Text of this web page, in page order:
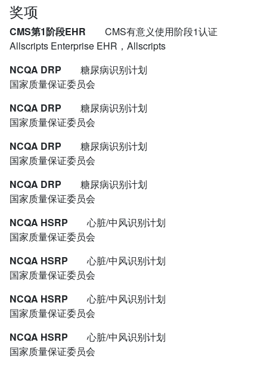
奖项
CMS第1阶段EHR
CMS有意义使用阶段1认证
Allscripts Enterprise EHR，Allscripts
NCQA DRP
糖尿病识别计划
国家质量保证委员会
NCQA DRP
糖尿病识别计划
国家质量保证委员会
NCQA DRP
糖尿病识别计划
国家质量保证委员会
NCQA DRP
糖尿病识别计划
国家质量保证委员会
NCQA HSRP
心脏/中风识别计划
国家质量保证委员会
NCQA HSRP
心脏/中风识别计划
国家质量保证委员会
NCQA HSRP
心脏/中风识别计划
国家质量保证委员会
NCQA HSRP
心脏/中风识别计划
国家质量保证委员会